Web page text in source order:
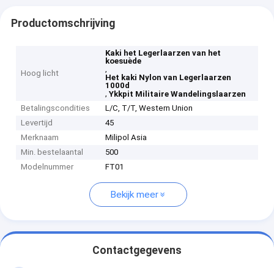
Productomschrijving
Hoog licht
Kaki het Legerlaarzen van het
koesuède
,
Het kaki Nylon van Legerlaarzen
1000d
,Ykkpit Militaire Wandelingslaarzen
Betalingscondities
L/C, T/T, Western Union
Levertijd
45
Merknaam
Milipol Asia
Min. bestelaantal
500
Modelnummer
FT01
Bekijk meer
Contactgegevens